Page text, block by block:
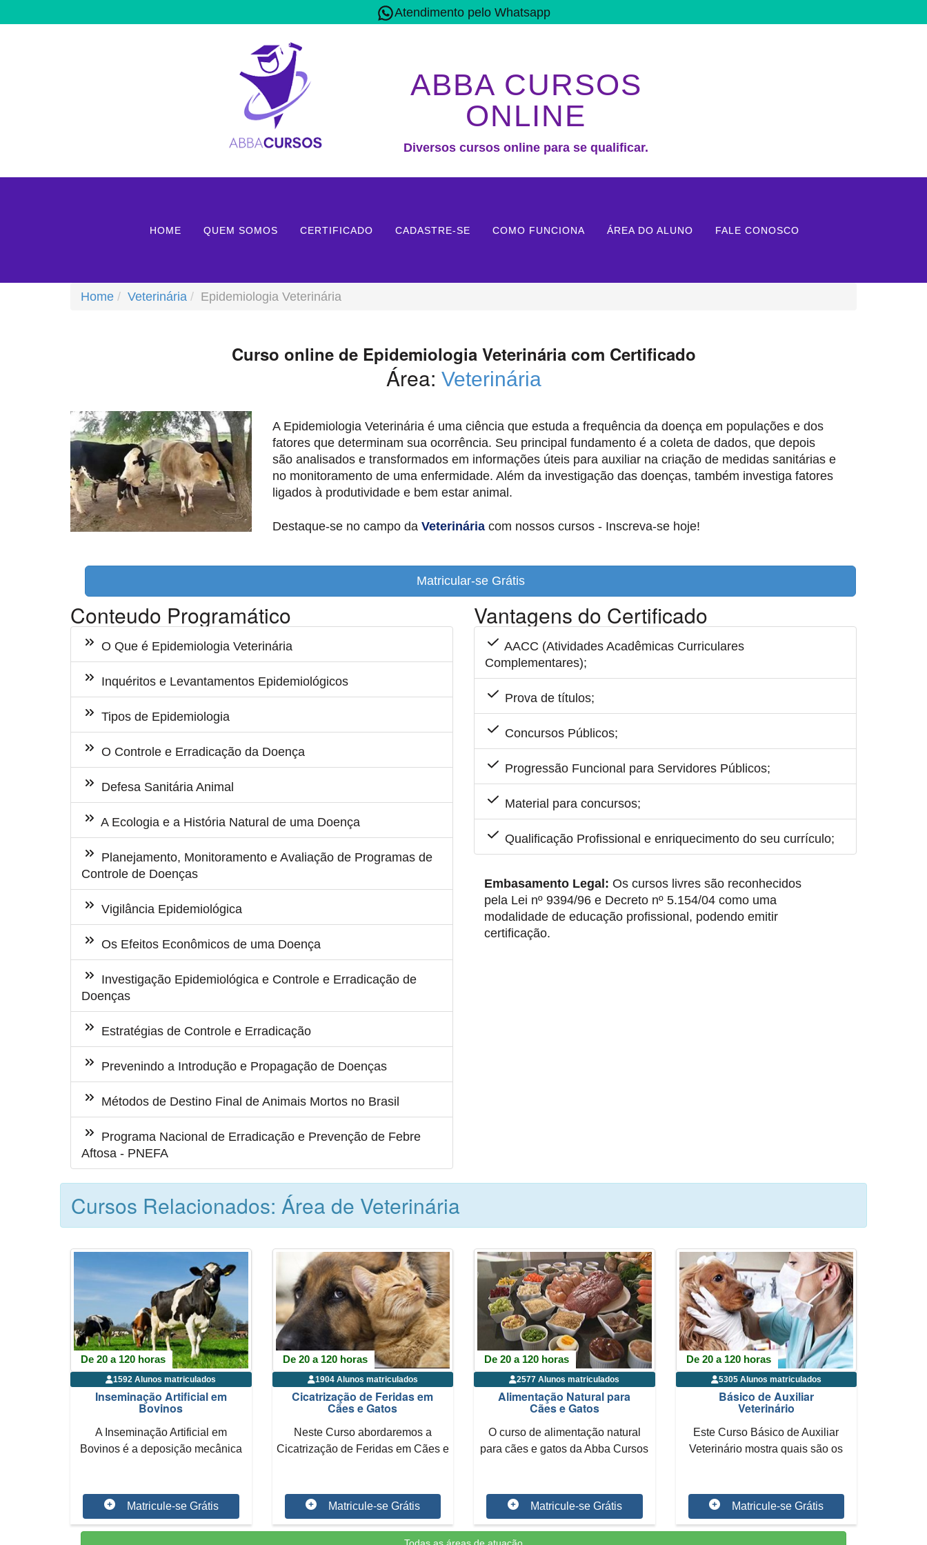
Atendimento pelo Whatsapp
ABBA CURSOS
ONLINE
Diversos cursos online para se qualificar.
HOME QUEM SOMOS CERTIFICADO CADASTRE-SE COMO FUNCIONA ÁREA DO ALUNO FALE CONOSCO
Home Veterinária Epidemiologia Veterinária
Curso online de Epidemiologia Veterinária com Certificado
Área: Veterinária
A Epidemiologia Veterinária é uma ciência que estuda a frequência da doença em populações e dos
fatores que determinam sua ocorrência. Seu principal fundamento é a coleta de dados, que depois
são analisados e transformados em informações úteis para auxiliar na criação de medidas sanitárias e
no monitoramento de uma enfermidade. Além da investigação das doenças, também investiga fatores
ligados à produtividade e bem estar animal.
Destaque-se no campo da Veterináriacom nossos cursos - Inscreva-se hoje!
Matricular-se Grátis
Conteudo Programático
O Que é Epidemiologia Veterinária
Inquéritos e Levantamentos Epidemiológicos
Tipos de Epidemiologia
O Controle e Erradicação da Doença
Defesa Sanitária Animal
A Ecologia e a História Natural de uma Doença
Planejamento, Monitoramento e Avaliação de Programas de
Controle de Doenças
Vigilância Epidemiológica
Os Efeitos Econômicos de uma Doença
Investigação Epidemiológica e Controle e Erradicação de
Doenças
Estratégias de Controle e Erradicação
Prevenindo a Introdução e Propagação de Doenças
Métodos de Destino Final de Animais Mortos no Brasil
Programa Nacional de Erradicação e Prevenção de Febre
Aftosa - PNEFA
Vantagens do Certificado
AACC (Atividades Acadêmicas Curriculares
Complementares);
Prova de títulos;
Concursos Públicos;
Progressão Funcional para Servidores Públicos;
Material para concursos;
Qualificação Profissional e enriquecimento do seu currículo;
Embasamento Legal: Os cursos livres são reconhecidos
pela Lei nº 9394/96 e Decreto nº 5.154/04 como uma
modalidade de educação profissional, podendo emitir
certificação.
Cursos Relacionados: Área de Veterinária
De 20 a 120 horas
1592 Alunos matriculados
Inseminação Artificial em
Bovinos
A Inseminação Artificial em
Bovinos é a deposição mecânica
Matricule-se Grátis
De 20 a 120 horas
1904 Alunos matriculados
Cicatrização de Feridas em
Cães e Gatos
Neste Curso abordaremos a
Cicatrização de Feridas em Cães e
Matricule-se Grátis
De 20 a 120 horas
2577 Alunos matriculados
Alimentação Natural para
Cães e Gatos
O curso de alimentação natural
para cães e gatos da Abba Cursos
Matricule-se Grátis
De 20 a 120 horas
5305 Alunos matriculados
Básico de Auxiliar
Veterinário
Este Curso Básico de Auxiliar
Veterinário mostra quais são os
Matricule-se Grátis